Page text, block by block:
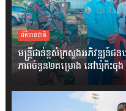
ព័ត៌មានជាតិ
មន្ត្រីជាន់ខ្ពស់ក្រសួងអភិវឌ្ឍន៍ជ
ភាពចំនួន២គម្រោង នៅឃុំកិះចុង